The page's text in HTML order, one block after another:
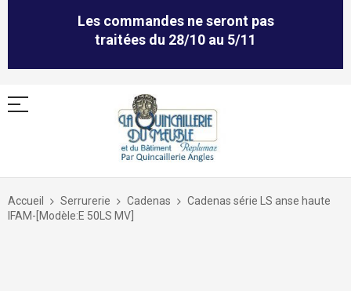
Les commandes ne seront pas
traitées du 28/10 au 5/11
Allez
contenu
Accueil Serrurerie Cadenas
Cadenas série LS anse haute
IFAM-[Modèle:E 50LS MV]